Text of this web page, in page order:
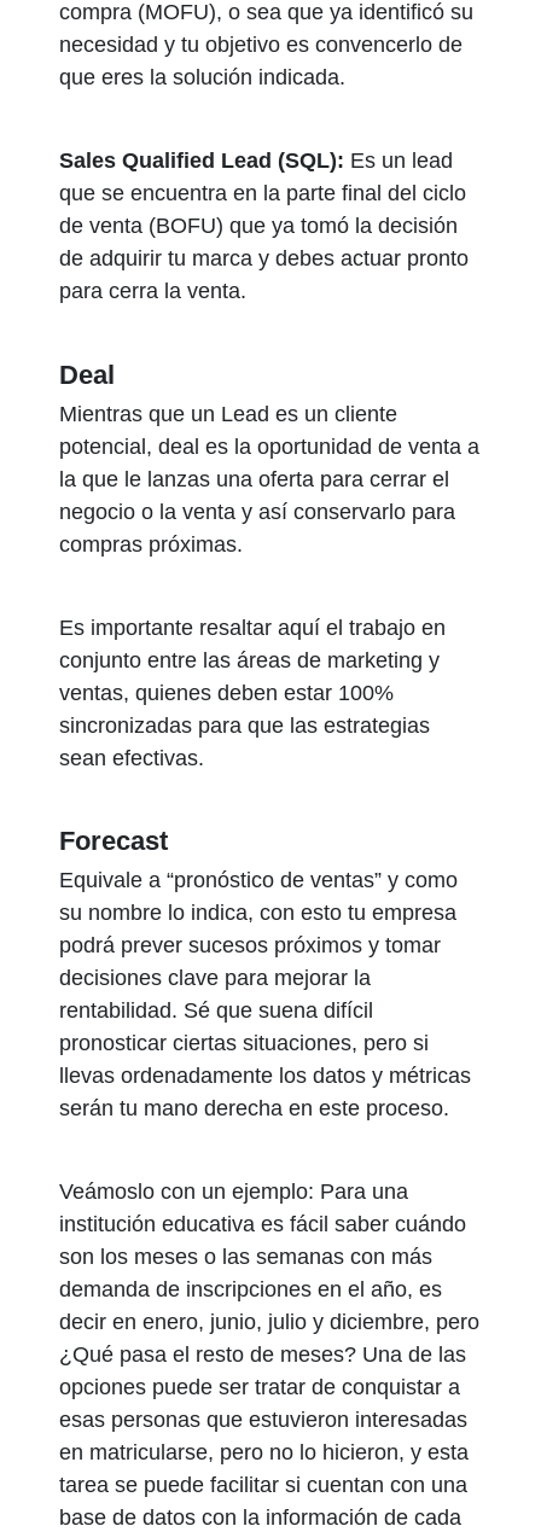
compra (MOFU), o sea que ya identificó su
necesidad y tu objetivo es convencerlo de
que eres la solución indicada.
Sales Qualified Lead (SQL): Es un lead
que se encuentra en la parte final del ciclo
de venta (BOFU) que ya tomó la decisión
de adquirir tu marca y debes actuar pronto
para cerra la venta.
Deal
Mientras que un Lead es un cliente
potencial, deal es la oportunidad de venta a
la que le lanzas una oferta para cerrar el
negocio o la venta y así conservarlo para
compras próximas.
Es importante resaltar aquí el trabajo en
conjunto entre las áreas de marketing y
ventas, quienes deben estar 100%
sincronizadas para que las estrategias
sean efectivas.
Forecast
Equivale a “pronóstico de ventas” y como
su nombre lo indica, con esto tu empresa
podrá prever sucesos próximos y tomar
decisiones clave para mejorar la
rentabilidad. Sé que suena difícil
pronosticar ciertas situaciones, pero si
llevas ordenadamente los datos y métricas
serán tu mano derecha en este proceso.
Veámoslo con un ejemplo: Para una
institución educativa es fácil saber cuándo
son los meses o las semanas con más
demanda de inscripciones en el año, es
decir en enero, junio, julio y diciembre, pero
¿Qué pasa el resto de meses? Una de las
opciones puede ser tratar de conquistar a
esas personas que estuvieron interesadas
en matricularse, pero no lo hicieron, y esta
tarea se puede facilitar si cuentan con una
base de datos con la información de cada